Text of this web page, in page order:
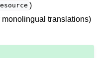
)
translations)